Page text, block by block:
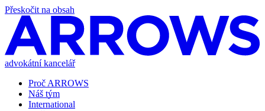
Přeskočit na obsah
advokátní kancelář
Proč ARROWS
Náš tým
International